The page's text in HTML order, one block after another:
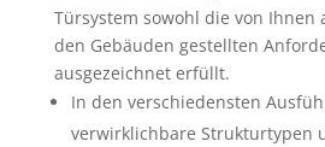
Türsystem sowohl die von Ihnen
den Gebäuden gestellten
ausgezeichnet erfüllt.
In den verschiedensten
verwirklichbare Strukturtypen